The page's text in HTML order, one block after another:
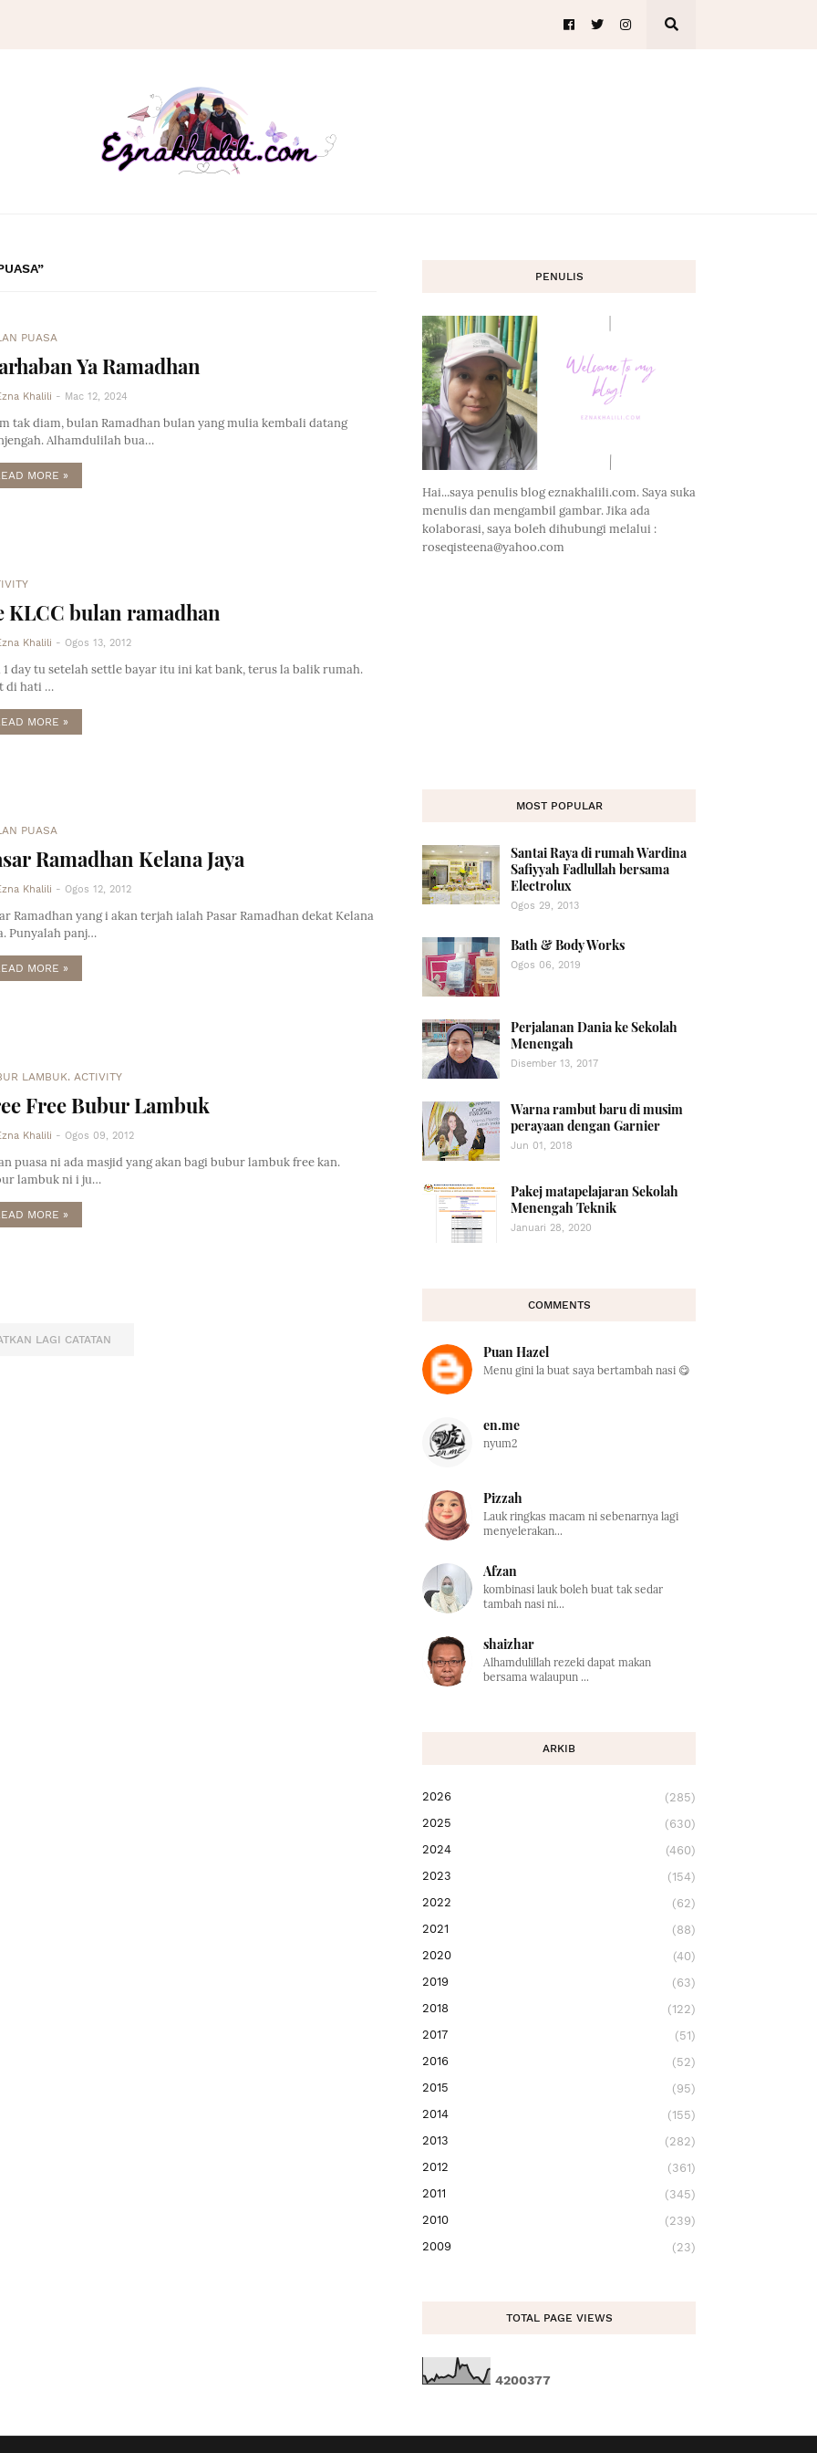
PUASA
Ya Ramadhan
Khalili - Mac 12, 2024
tak diam, bulan Ramadhan bulan yang mulia kembali datang
Alhamdulilah bua…
MORE »
KLCC bulan ramadhan
Khalili - Ogos 13, 2012
1 day tu setelah settle bayar itu ini kat bank, terus la balik rumah.
di hati …
MORE »
PUASA
Ramadhan Kelana Jaya
Khalili - Ogos 12, 2012
Ramadhan yang i akan terjah ialah Pasar Ramadhan dekat Kelana
Punyalah panj…
MORE »
LAMBUK. ACTIVITY
Free Bubur Lambuk
Khalili - Ogos 09, 2012
puasa ni ada masjid yang akan bagi bubur lambuk free kan.
lambuk ni i ju…
MORE »
LAGI CATATAN
PENULIS
Hai...saya penulis blog eznakhalili.com. Saya suka
menulis dan mengambil gambar. Jika ada
kolaborasi, saya boleh dihubungi melalui :
roseqisteena@yahoo.com
MOST POPULAR
Santai Raya di rumah Wardina
Safiyyah Fadlullah bersama
Electrolux
Ogos 29, 2013
Bath & Body Works
Ogos 06, 2019
Perjalanan Dania ke Sekolah
Menengah
Disember 13, 2017
Warna rambut baru di musim
perayaan dengan Garnier
Jun 01, 2018
Pakej matapelajaran Sekolah
Menengah Teknik
Januari 28, 2020
COMMENTS
Puan Hazel
Menu gini la buat saya bertambah nasi 😋
en.me
nyum2
Pizzah
Lauk ringkas macam ni sebenarnya lagi
menyelerakan...
Afzan
kombinasi lauk boleh buat tak sedar
tambah nasi ni...
shaizhar
Alhamdulillah rezeki dapat makan
bersama walaupun ...
ARKIB
2026
(285)
2025
(630)
2024
(460)
2023
(154)
2022
(62)
2021
(88)
2020
(40)
2019
(63)
2018
(122)
2017
(51)
2016
(52)
2015
(95)
2014
(155)
2013
(282)
2012
(361)
2011
(345)
2010
(239)
2009
(23)
TOTAL PAGE VIEWS
4200377